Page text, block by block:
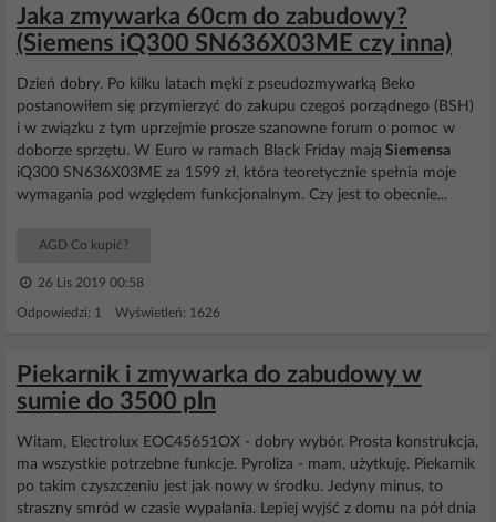
Jaka zmywarka 60cm do zabudowy?
(Siemens iQ300 SN636X03ME czy inna)
Dzień dobry. Po kilku latach męki z pseudozmywarką Beko
postanowiłem się przymierzyć do zakupu czegoś porządnego (BSH)
i w związku z tym uprzejmie prosze szanowne forum o pomoc w
doborze sprzętu. W Euro w ramach Black Friday mają Siemensa
iQ300 SN636X03ME za 1599 zł, która teoretycznie spełnia moje
wymagania pod względem funkcjonalnym. Czy jest to obecnie...
AGD Co kupić?
26 Lis 2019 00:58
Odpowiedzi: 1 Wyświetleń: 1626
Piekarnik i zmywarka do zabudowy w
sumie do 3500 pln
Witam, Electrolux EOC45651OX - dobry wybór. Prosta konstrukcja,
ma wszystkie potrzebne funkcje. Pyroliza - mam, użytkuję. Piekarnik
po takim czyszczeniu jest jak nowy w środku. Jedyny minus, to
straszny smród w czasie wypalania. Lepiej wyjść z domu na pół dnia